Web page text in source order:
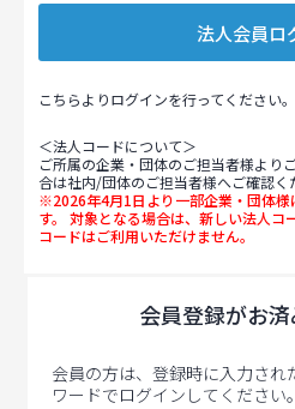
こちらよりログインを行ってください。
＜法人コードについて＞
ご所属の企業・団体のご担当者様より
合は社内/団体のご担当者様へご確認く
※2026年4月1日より一部企業・団体様
す。 対象となる場合は、新しい法人コ
コードはご利用いただけません。
会員登録がお
会員の方は、登録時に入力され
ワードでログインしてください。